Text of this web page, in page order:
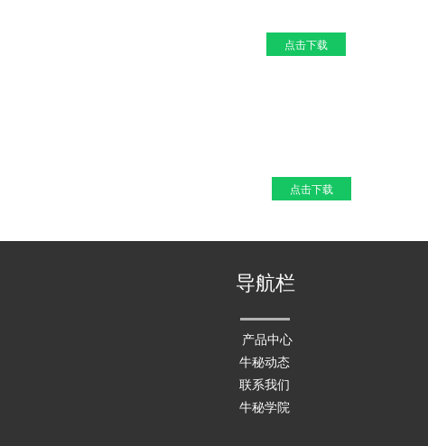
点击下载
点击下载
导航栏
产品中心
牛秘动态
联系我们
牛秘学院